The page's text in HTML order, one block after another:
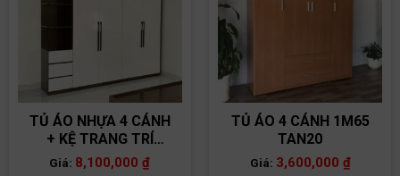
TỦ ÁO NHỰA 4 CÁNH
+ KỆ TRANG TRÍ
TAN24
Giá: 8,100,000₫
TỦ ÁO 4 CÁNH 1M65
TAN20
Giá: 3,600,000 ₫